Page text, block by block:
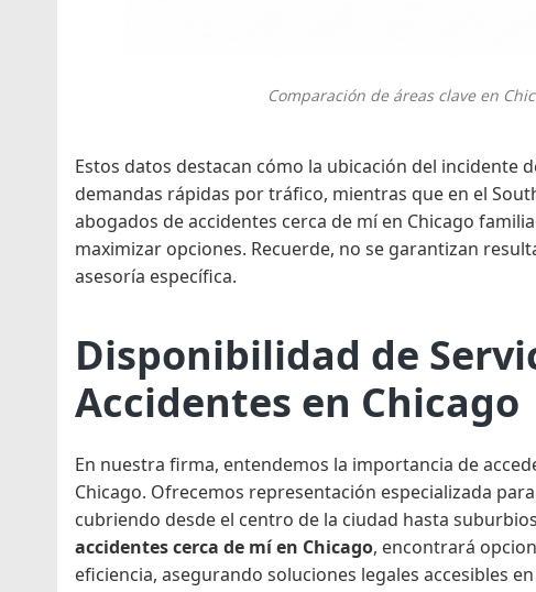
Comparación de áreas clave en
Estos datos destacan cómo la ubicación del incidente
demandas rápidas por tráfico, mientras que en el
abogados de accidentes cerca de mí en Chicago
maximizar opciones. Recuerde, no se garantizan
asesoría específica.
Disponibilidad de
Accidentes en Chicago
En nuestra firma, entendemos la importancia de
Chicago. Ofrecemos representación especializada
cubriendo desde el centro de la ciudad hasta
accidentes cerca de mí en Chicago, encontrará
eficiencia, asegurando soluciones legales accesibles